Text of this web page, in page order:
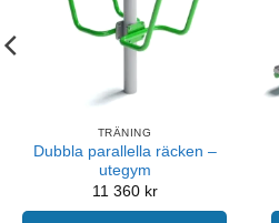
TRÄNING
Dubbla parallella räcken –
utegym
11 360 kr